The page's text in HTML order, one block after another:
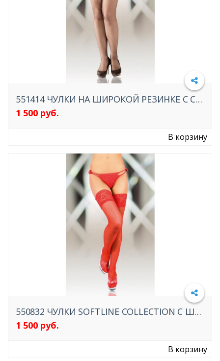
551414 ЧУЛКИ НА ШИРОКОЙ РЕЗИНКЕ С СИЛИКОНОM SOFTLINE COLLECTION
1 500 руб.
В корзину
550832 ЧУЛКИ SOFTLINE COLLECTION С ШИРОКОЙ КРУЖЕВНОЙ РЕЗИНКОЙ
1 500 руб.
В корзину